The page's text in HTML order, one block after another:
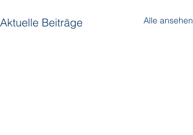
Aktuelle Beiträge Alle ansehen